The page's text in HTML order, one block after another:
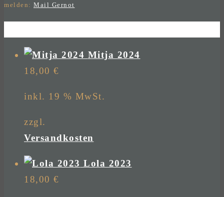
melden: Mail Gernot
Mitja 2024
18,00 €
inkl. 19 % MwSt.
zzgl.
Versandkosten
Lola 2023
18,00 €